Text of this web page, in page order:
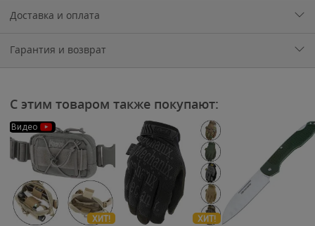
Доставка и оплата
Гарантия и возврат
С этим товаром также покупают:
Видео
ХИТ! ХИТ!